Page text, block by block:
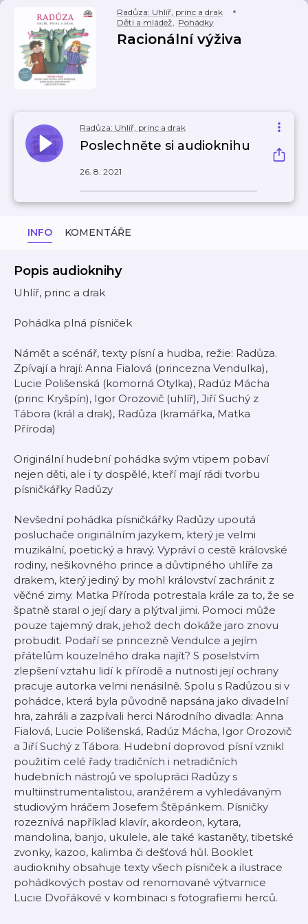
Radůza: Uhlíř, princ a drak
Děti a mládež, Pohádky
Racionální výživa
Radůza: Uhlíř, princ a drak
Poslechněte si audioknihu
26. 8. 2021
INFO KOMENTÁŘE
Popis audioknihy
Uhlíř, princ a drak
Pohádka plná písniček
Námět a scénář, texty písní a hudba, režie: Radůza.
Zpívají a hrají: Anna Fialová (princezna Vendulka),
Lucie Polišenská (komorná Otylka), Radúz Mácha
(princ Kryšpín), Igor Orozovič (uhlíř), Jiří Suchý z
Tábora (král a drak), Radůza (kramářka, Matka
Příroda)
Originální hudební pohádka svým vtipem pobaví
nejen děti, ale i ty dospělé, kteří mají rádi tvorbu
písničkářky Radůzy
Nevšední pohádka písničkářky Radůzy upoutá
posluchače originálním jazykem, který je velmi
muzikální, poetický a hravý. Vypráví o cestě královské
rodiny, nešikovného prince a důvtipného uhlíře za
drakem, který jediný by mohl království zachránit z
věčné zimy. Matka Příroda potrestala krále za to, že se
špatně staral o její dary a plýtval jimi. Pomoci může
pouze tajemný drak, jehož dech dokáže jaro znovu
probudit. Podaří se princezně Vendulce a jejím
přátelům kouzelného draka najít? S poselstvím
zlepšení vztahu lidí k přírodě a nutnosti její ochrany
pracuje autorka velmi nenásilně. Spolu s Radůzou si v
pohádce, která byla původně napsána jako divadelní
hra, zahráli a zazpívali herci Národního divadla: Anna
Fialová, Lucie Polišenská, Radúz Mácha, Igor Orozovič
a Jiří Suchý z Tábora. Hudební doprovod písní vznikl
použitím celé řady tradičních i netradičních
hudebních nástrojů ve spolupráci Radůzy s
multiinstrumentalistou, aranžérem a vyhledávaným
studiovým hráčem Josefem Štěpánkem. Písničky
rozeznívá například klavír, akordeon, kytara,
mandolina, banjo, ukulele, ale také kastaněty, tibetské
zvonky, kazoo, kalimba či dešťová hůl. Booklet
audioknihy obsahuje texty všech písniček a ilustrace
pohádkových postav od renomované výtvarnice
Lucie Dvořákové v kombinaci s fotografiemi herců.